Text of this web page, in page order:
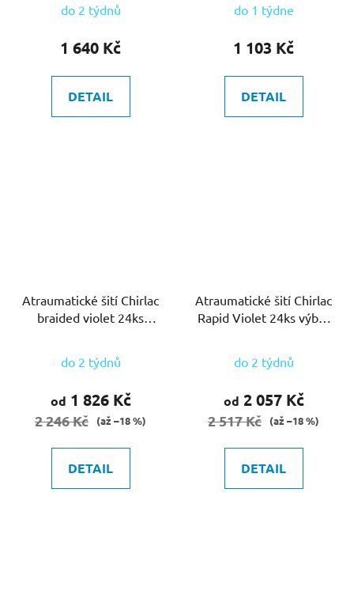
do 2 týdnů
1 640 Kč
DETAIL
do 1 týdne
1 103 Kč
DETAIL
Atraumatické šití Chirlac
braided violet 24ks
do 2 týdnů
od 1 826 Kč
2 246 Kč (až –18 %)
DETAIL
Atraumatické šití Chirlac
Rapid Violet 24ks výběr
do 2 týdnů
od 2 057 Kč
2 517 Kč (až –18 %)
DETAIL